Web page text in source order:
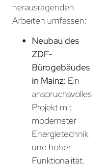
herausragenden
Arbeiten umfassen:
Neubau des
ZDF-
Bürogebäudes
in Mainz: Ein
anspruchsvolles
Projekt mit
modernster
Energietechnik
und hoher
Funktionalität.